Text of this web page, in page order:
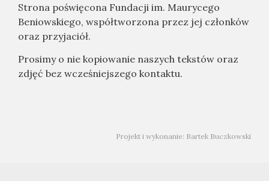
Strona poświęcona Fundacji im. Maurycego
Beniowskiego, współtworzona przez jej członków
oraz przyjaciół.
Prosimy o nie kopiowanie naszych tekstów oraz
zdjęć bez wcześniejszego kontaktu.
Projekt i wykonanie: Bartek Buczkowski